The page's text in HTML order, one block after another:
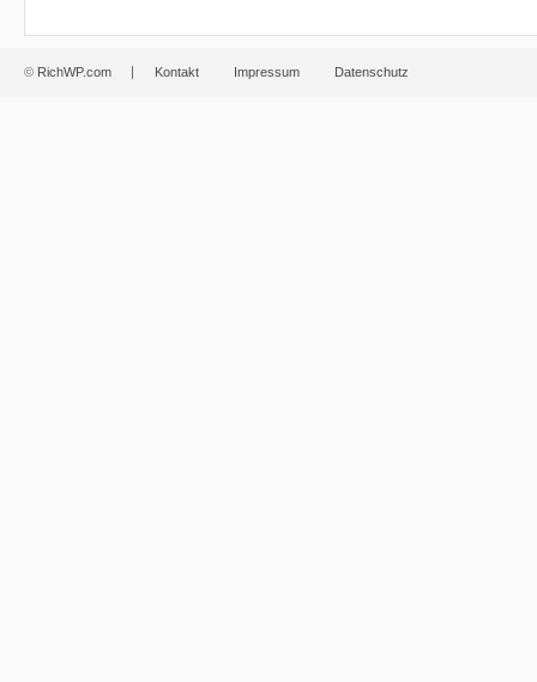
© RichWP.com Kontakt Impressum Datenschutz